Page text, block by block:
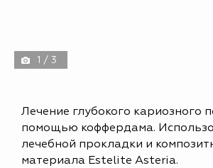
1 / 3
Лечение глубокого кариозного
помощью коффердама.
лечебной прокладки и
материала Estelite Asteria.